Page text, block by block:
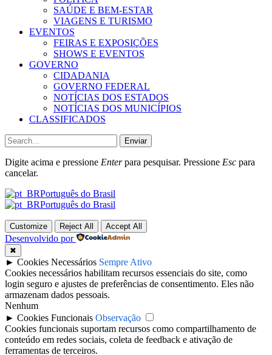
SAÚDE E BEM-ESTAR
VIAGENS E TURISMO
EVENTOS
FEIRAS E EXPOSIÇÕES
SHOWS E EVENTOS
GOVERNO
CIDADANIA
GOVERNO FEDERAL
NOTÍCIAS DOS ESTADOS
NOTÍCIAS DOS MUNICÍPIOS
CLASSIFICADOS
Enviar
Digite acima e pressione Enterpara pesquisar. Pressione Esc para
cancelar.
Português do Brasil
Português do Brasil
Customize Reject All Accept All
Desenvolvido por
✖
► Cookies Necessários Sempre Ativo
Cookies necessários habilitam recursos essenciais do site, como
login seguro e ajustes de preferências de consentimento. Eles não
armazenam dados pessoais.
Nenhum
► Cookies Funcionais Observação
Cookies funcionais suportam recursos como compartilhamento de
conteúdo em redes sociais, coleta de feedback e ativação de
ferramentas de terceiros.